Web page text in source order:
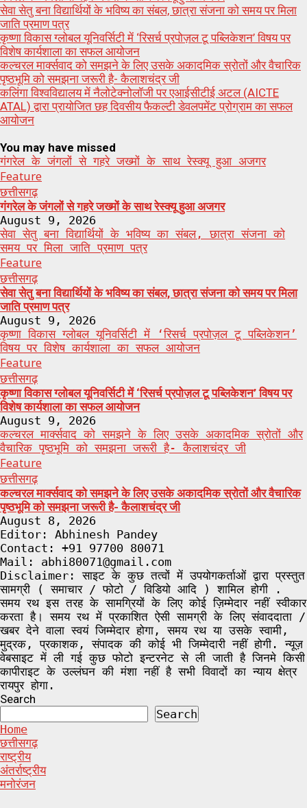
सेवा सेतु बना विद्यार्थियों के भविष्य का संबल, छात्रा संजना को समय पर मिला
जाति प्रमाण पत्र
कृष्णा विकास ग्लोबल यूनिवर्सिटी में ‘रिसर्च प्रपोज़ल टू पब्लिकेशन’ विषय पर
विशेष कार्यशाला का सफल आयोजन
कल्चरल मार्क्सवाद को समझने के लिए उसके अकादमिक स्रोतों और वैचारिक
पृष्ठभूमि को समझना जरूरी है- कैलाशचंद्र जी
कलिंगा विश्वविद्यालय में नैलोटेक्नोलॉजी पर एआईसीटीई अटल (AICTE
ATAL) द्वारा प्रायोजित छह दिवसीय फैकल्टी डेवलपमेंट प्रोग्राम का सफल
आयोजन
You may have missed
गंगरेल के जंगलों से गहरे जख्मों के साथ रेस्क्यू हुआ अजगर
Feature
छत्तीसगढ़
गंगरेल के जंगलों से गहरे जख्मों के साथ रेस्क्यू हुआ अजगर
August 9, 2026
सेवा सेतु बना विद्यार्थियों के भविष्य का संबल, छात्रा संजना को
समय पर मिला जाति प्रमाण पत्र
Feature
छत्तीसगढ़
सेवा सेतु बना विद्यार्थियों के भविष्य का संबल, छात्रा संजना को समय पर मिला
जाति प्रमाण पत्र
August 9, 2026
कृष्णा विकास ग्लोबल यूनिवर्सिटी में ‘रिसर्च प्रपोज़ल टू पब्लिकेशन’
विषय पर विशेष कार्यशाला का सफल आयोजन
Feature
छत्तीसगढ़
कृष्णा विकास ग्लोबल यूनिवर्सिटी में ‘रिसर्च प्रपोज़ल टू पब्लिकेशन’ विषय पर
विशेष कार्यशाला का सफल आयोजन
August 9, 2026
कल्चरल मार्क्सवाद को समझने के लिए उसके अकादमिक स्रोतों और
वैचारिक पृष्ठभूमि को समझना जरूरी है- कैलाशचंद्र जी
Feature
छत्तीसगढ़
कल्चरल मार्क्सवाद को समझने के लिए उसके अकादमिक स्रोतों और वैचारिक
पृष्ठभूमि को समझना जरूरी है- कैलाशचंद्र जी
August 8, 2026
Editor: Abhinesh Pandey
Contact: +91 97700 80071
Mail: abhi80071@gmail.com
Disclaimer: साइट के कुछ तत्वों में उपयोगकर्ताओं द्वारा प्रस्तुत
सामग्री ( समाचार / फोटो / विडियो आदि ) शामिल होगी .
समय रथ इस तरह के सामग्रियों के लिए कोई ज़िम्मेदार नहीं स्वीकार
करता है। समय रथ में प्रकाशित ऐसी सामग्री के लिए संवाददाता /
खबर देने वाला स्वयं जिम्मेदार होगा, समय रथ या उसके स्वामी,
मुद्रक, प्रकाशक, संपादक की कोई भी जिम्मेदारी नहीं होगी. न्यूज़
वेबसाइट में ली गई कुछ फोटो इन्टरनेट से ली जाती है जिनमे किसी
कापीराइट के उल्लंघन की मंशा नहीं है सभी विवादों का न्याय क्षेत्र
रायपुर होगा.
Search
Search
Home
छत्तीसगढ़
राष्ट्रीय
अंतर्राष्ट्रीय
मनोरंजन